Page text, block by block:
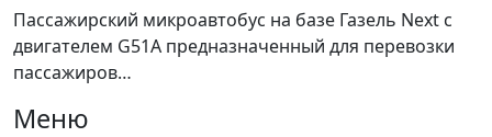
Пассажирский микроавтобус на базе Газель Next с
двигателем G51A предназначенный для перевозки
пассажиров…
Меню